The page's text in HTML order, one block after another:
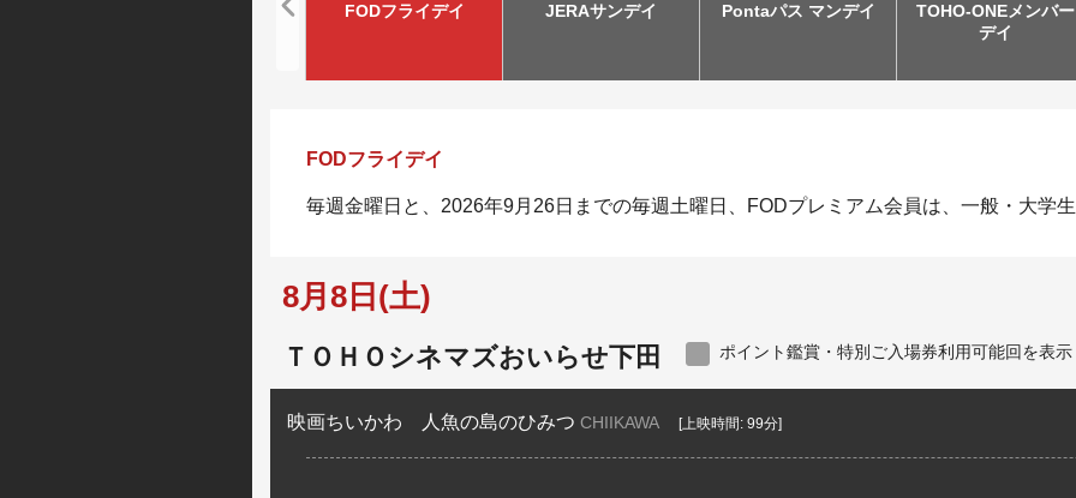
FODフライデイ JERAサンデイ Pontaパス マンデイ
TOHO-ONEメンバー
デイ
FODフライデイ
毎週金曜日と、2026年9月26日までの毎週土曜日、FODプレミアム会員は、一般・大
8月8日(土)
ＴＯＨＯシネマズおいらせ下田 ポイント鑑賞・特別ご入場券利用可能回を表示
映画ちいかわ 人魚の島のひみつ CHIIKAWA [上映時間: 99分]